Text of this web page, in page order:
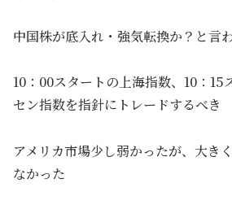
中国株が底入れ・強気転換か？と言
10：00スタートの上海指数、10：15
セン指数を指針にトレードするべき
アメリカ市場少し弱かったが、大き
なかった